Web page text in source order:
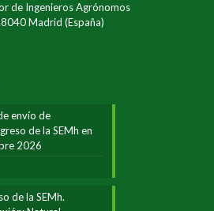
de Ingenieros Agrónomos
Madrid (España)
envío de
de la SEMh en
2026
de la SEMh.